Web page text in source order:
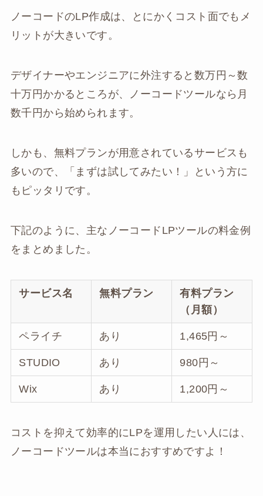
ノーコードのLP作成は、とにかくコスト面でもメ
リットが大きいです。
デザイナーやエンジニアに外注すると数万円～数
十万円かかるところが、ノーコードツールなら月
数千円から始められます。
しかも、無料プランが用意されているサービスも
多いので、「まずは試してみたい！」という方に
もピッタリです。
下記のように、主なノーコードLPツールの料金例
をまとめました。
サービス名 無料プラン
有料プラン
（月額）
ペライチ あり 1,465円～
STUDIO あり 980円～
Wix あり 1,200円～
コストを抑えて効率的にLPを運用したい人には、
ノーコードツールは本当におすすめですよ！